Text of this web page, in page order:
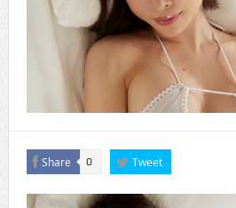
Share 0 Tweet